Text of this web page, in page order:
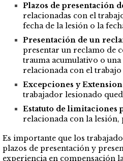
Plazos de presentación
relacionadas con el
fecha de la lesión o la
Presentación de un
presentar un reclamo de
trauma acumulativo o una
relacionada con el trabajo
Excepciones y
trabajador lesionado
Estatuto de limitaciones
relacionada con la lesión,
Es importante que los
plazos de presentación y
experiencia en compensación